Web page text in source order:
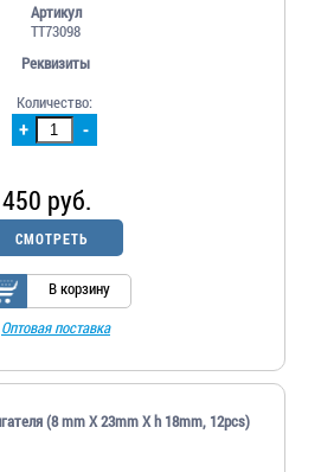
Артикул
TT73098
Реквизиты
+ -
Количество:
450 руб.
СМОТРЕТЬ
В корзину
Оптовая поставка
(8 mm X 23mm X h 18mm, 12pcs)